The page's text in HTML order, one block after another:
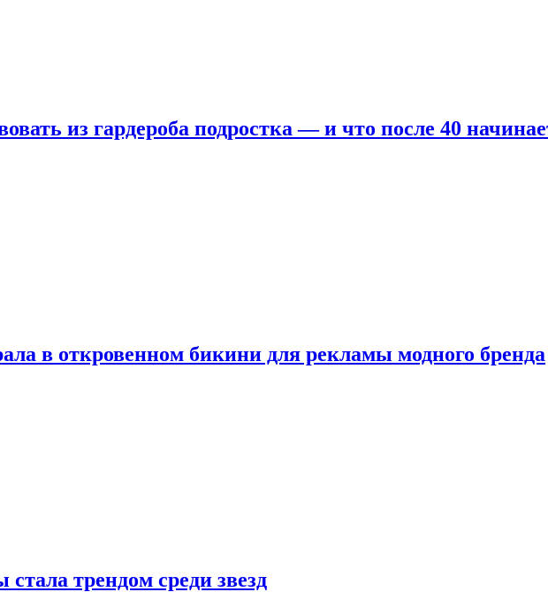
из гардероба подростка — и что после 40
в откровенном бикини для рекламы модного бренда
трендом среди звезд